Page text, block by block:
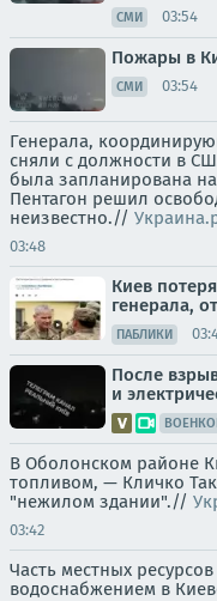
СМИ 03:54
Пожары в
СМИ 03:54
Генерала,
сняли с должности в
была запланирована
Пентагон решил
неизвестно.//
03:48
Киев
генерала,
ПАБЛИКИ
После
и
В Оболонском районе
топливом, — Кличко
"нежилом здании".//
03:42
Часть местных
водоснабжением в